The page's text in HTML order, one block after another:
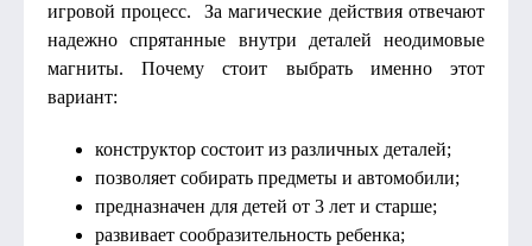
игровой процесс. За магические действия отвечают
надежно спрятанные внутри деталей неодимовые
магниты. Почему стоит выбрать именно этот
вариант:
конструктор состоит из различных деталей;
позволяет собирать предметы и автомобили;
предназначен для детей от 3 лет и старше;
развивает сообразительность ребенка;